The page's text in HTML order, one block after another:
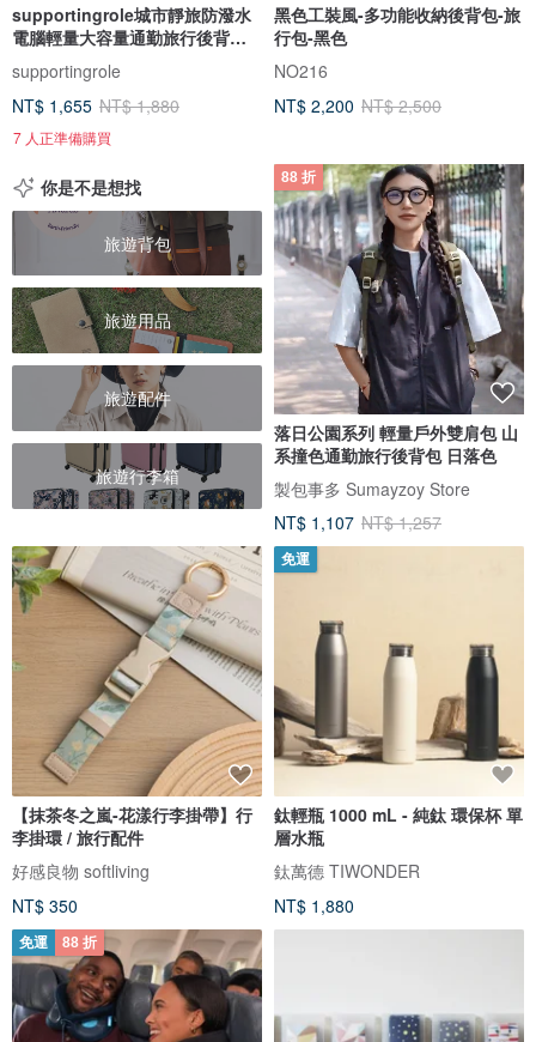
supportingrole城市靜旅防潑水
電腦輕量大容量通勤旅行後背包
supportingrole
NT$ 1,655 NT$ 1,880
7 人正準備購買
黑色工裝風-多功能收納後背包-旅
行包-黑色
NO216
NT$ 2,200 NT$ 2,500
你是不是想找
旅遊背包
旅遊用品
旅遊配件
旅遊行李箱
88 折
落日公園系列 輕量戶外雙肩包 山
系撞色通勤旅行後背包 日落色
製包事多 Sumayzoy Store
NT$ 1,107 NT$ 1,257
【抹茶冬之嵐-花漾行李掛帶】行
李掛環 / 旅行配件
好感良物 softliving
NT$ 350
免運
鈦輕瓶 1000 mL - 純鈦 環保杯 單
層水瓶
鈦萬德 TIWONDER
NT$ 1,880
免運 88 折